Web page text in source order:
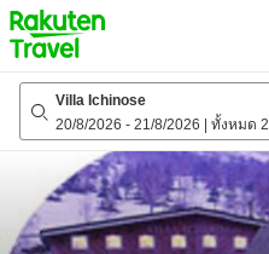
to
top
page
Villa Ichinose
20/8/2026 - 21/8/2026 ทั้งหมด